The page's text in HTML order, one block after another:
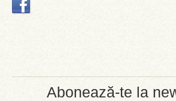
Abonează-te la